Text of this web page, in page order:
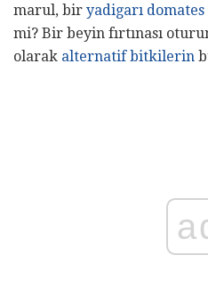
marul, bir yadigarı domates
mi? Bir beyin fırtınası
olarak alternatif bitkilerin